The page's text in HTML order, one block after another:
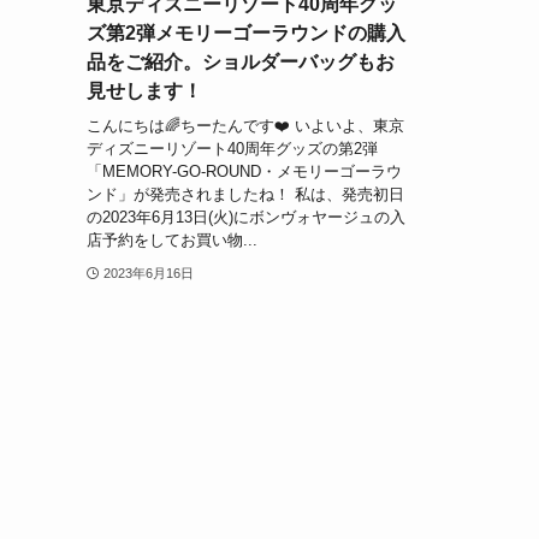
東京ディズニーリゾート40周年グッ
ズ第2弾メモリーゴーラウンドの購入
品をご紹介。ショルダーバッグもお
見せします！
こんにちは🌈ちーたんです❤️ いよいよ、東京
ディズニーリゾート40周年グッズの第2弾
「MEMORY-GO-ROUND・メモリーゴーラウ
ンド」が発売されましたね！ 私は、発売初日
の2023年6月13日(火)にボンヴォヤージュの入
店予約をしてお買い物...
2023年6月16日